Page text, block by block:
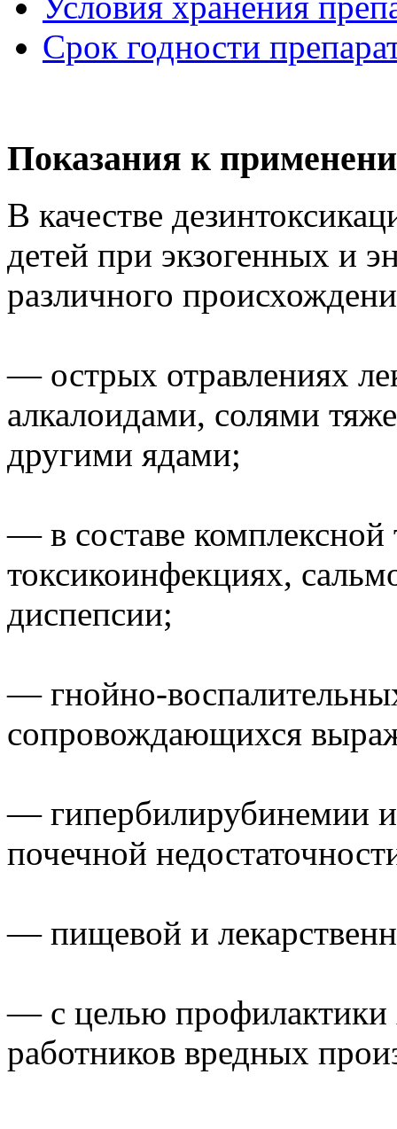
Срок годности
Показания к
В качестве
детей при экзогенных и
различного
— острых отравлениях
алкалоидами, солями
другими ядами;
— в составе
токсикоинфекциях,
диспепсии;
— гнойно-
сопровождающихся
— гипербилирубинемии
почечной
— пищевой и
— с целью профилактики
работников вредных